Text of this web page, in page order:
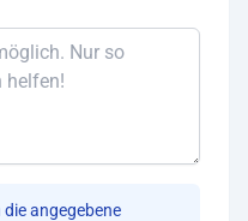
angegebene